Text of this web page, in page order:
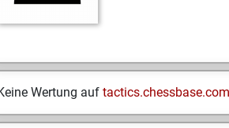
Wertung auf tactics.chessbase.com